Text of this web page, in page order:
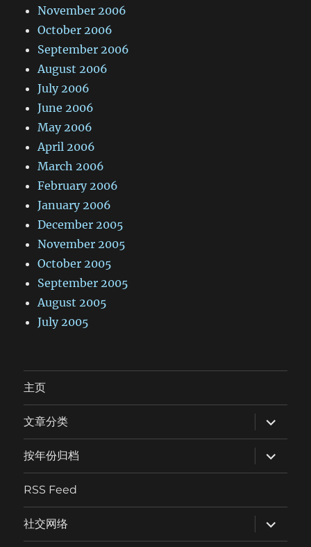
November 2006
October 2006
September 2006
August 2006
July 2006
June 2006
May 2006
April 2006
March 2006
February 2006
January 2006
December 2005
November 2005
October 2005
September 2005
August 2005
July 2005
主页
文章分类
expand
child
menu
按年份归档
expand
child
menu
RSS Feed
社交网络
expand
child
menu